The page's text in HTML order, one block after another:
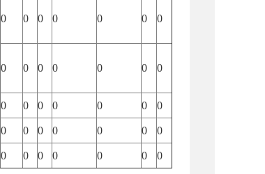
0 0 0 0 0 0 0
0 0 0 0 0 0 0
0 0 0 0 0 0 0
0 0 0 0 0 0 0
0 0 0 0 0 0 0